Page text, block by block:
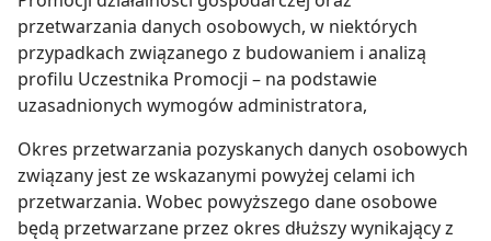
przetwarzania danych osobowych, w niektórych
przypadkach związanego z budowaniem i analizą
profilu Uczestnika Promocji – na podstawie
uzasadnionych wymogów administratora,
Okres przetwarzania pozyskanych danych osobowych
związany jest ze wskazanymi powyżej celami ich
przetwarzania. Wobec powyższego dane osobowe
będą przetwarzane przez okres dłuższy wynikający z